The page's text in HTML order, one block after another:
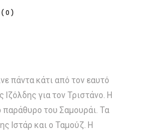
πάντα κάτι από τον εαυτό
για τον Τριστάνο. Η
του Σαμουράι. Τα
Ιστάρ και ο Ταμούζ. Η